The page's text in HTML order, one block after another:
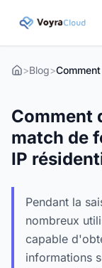
>Blog>
Comment
match de
IP
Pendant la
nombreux
capable
informations